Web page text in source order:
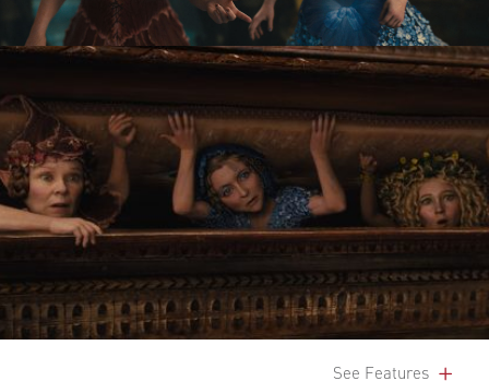
See Features